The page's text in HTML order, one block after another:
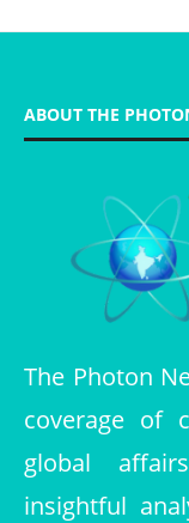
ABOUT THE
The Photon
coverage of
global
insightful